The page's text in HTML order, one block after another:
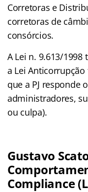
Corretoras e
corretoras de
consórcios.
A Lei n. 9.613/
a Lei
que a PJ responde
administradores,
ou culpa).
Gustavo
Compliance